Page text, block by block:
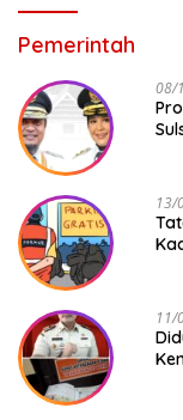
Pemerintah
08/
13/
11/